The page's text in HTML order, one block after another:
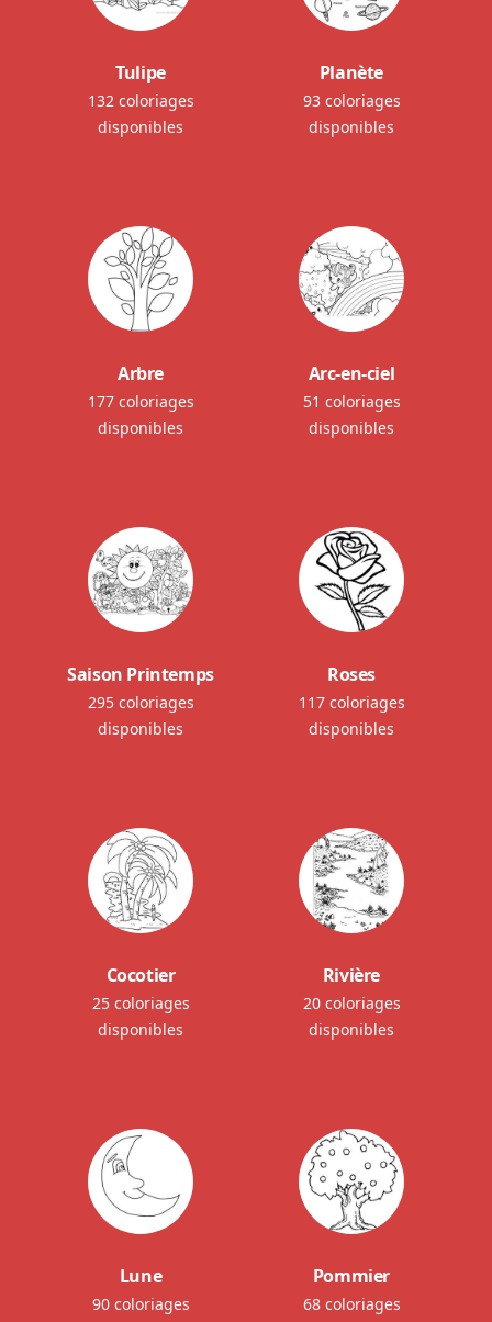
Tulipe
132 coloriages
disponibles
Planète
93 coloriages
disponibles
Arbre
177 coloriages
disponibles
Arc-en-ciel
51 coloriages
disponibles
Saison Printemps
295 coloriages
disponibles
Roses
117 coloriages
disponibles
Cocotier
25 coloriages
disponibles
Rivière
20 coloriages
disponibles
Lune
90 coloriages
Pommier
68 coloriages